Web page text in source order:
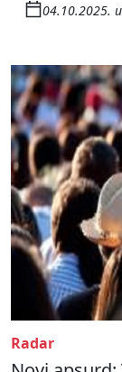
04.10.2025.
Radar